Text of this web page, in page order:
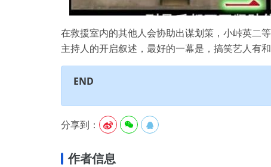
在救援室内的其他人会协助出谋划策，小峠英二
主持人的开启叙述，最好的一幕是，搞笑艺人有和
END
分享到：   
作者信息